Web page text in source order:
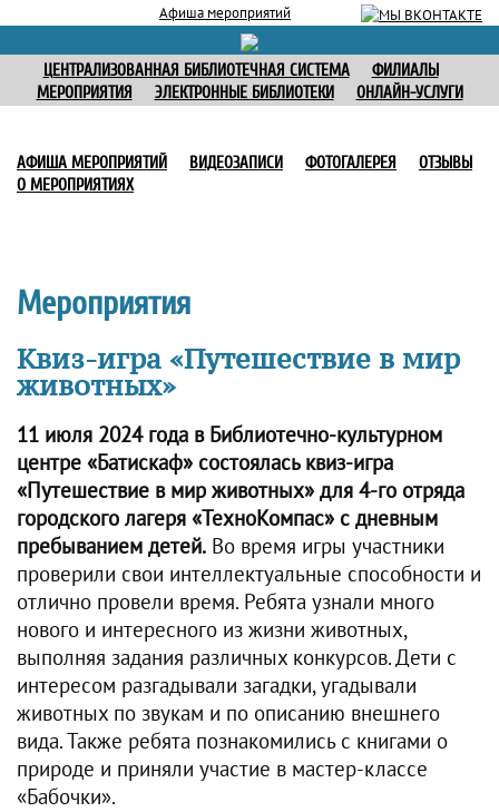
Афиша мероприятий
ЦЕНТРАЛИЗОВАННАЯ БИБЛИОТЕЧНАЯ СИСТЕМА
ФИЛИАЛЫ
МЕРОПРИЯТИЯ
ЭЛЕКТРОННЫЕ БИБЛИОТЕКИ ОНЛАЙН-УСЛУГИ
АФИША МЕРОПРИЯТИЙ ВИДЕОЗАПИСИ ФОТОГАЛЕРЕЯ
ОТЗЫВЫ
О МЕРОПРИЯТИЯХ
Мероприятия
Квиз-игра «Путешествие в мир
животных»
11 июля 2024 года в Библиотечно-культурном
центре «Батискаф» состоялась квиз-игра
«Путешествие в мир животных» для 4-го отряда
городского лагеря «ТехноКомпас» с дневным
пребыванием детей. Во время игры участники
проверили свои интеллектуальные способности и
отлично провели время. Ребята узнали много
нового и интересного из жизни животных,
выполняя задания различных конкурсов. Дети с
интересом разгадывали загадки, угадывали
животных по звукам и по описанию внешнего
вида. Также ребята познакомились с книгами о
природе и приняли участие в мастер-классе
«Бабочки».